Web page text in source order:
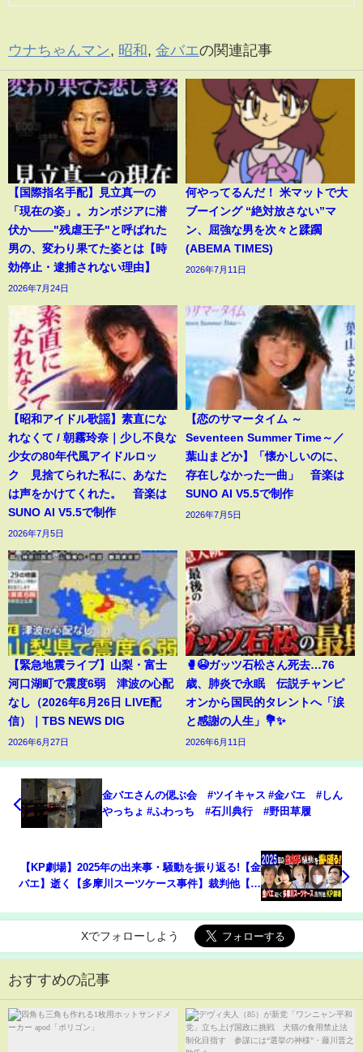
ウナちゃんマン, 昭和 , 金バエの関連記事
【国際指名手配】見立真一の
「現在の姿」。カンボジアに潜
伏か――"残虐王子"と呼ばれた
男の、変わり果てた姿とは【時
効停止・逮捕されない理由】
2026年7月24日
何やってるんだ！ 米マットで大
ブーイング “絶対放さない”マ
ン、屈強な男を次々と蹂躙
(ABEMA TIMES)
2026年7月11日
【昭和アイドル歌謡】素直にな
れなくて / 朝霧玲奈｜少し不良な
少女の80年代風アイドルロッ
ク 見捨てられた私に、あなた
は声をかけてくれた。 音楽は
SUNO AI V5.5で制作
2026年7月5日
【恋のサマータイム ～
Seventeen Summer Time～／
葉山まどか】「懐かしいのに、
存在しなかった一曲」 音楽は
SUNO AI V5.5で制作
2026年7月5日
【緊急地震ライブ】山梨・富士
河口湖町で震度6弱 津波の心配
なし（2026年6月26日 LIVE配
信）｜TBS NEWS DIG
2026年6月27日
🥊😭ガッツ石松さん死去…76
歳、肺炎で永眠 伝説チャンピ
オンから国民的タレントへ「涙
と感謝の人生」💐✨
2026年6月11日
金バエさんの偲ぶ会 #ツイキャス #金バエ #しん
やっちょ #ふわっち #石川典行 #野田草履
【KP劇場】2025年の出来事・騒動を振り返る!【金
バエ】逝く【多摩川スーツケース事件】裁判他【よ
Xでフォローしよう
おすすめの記事